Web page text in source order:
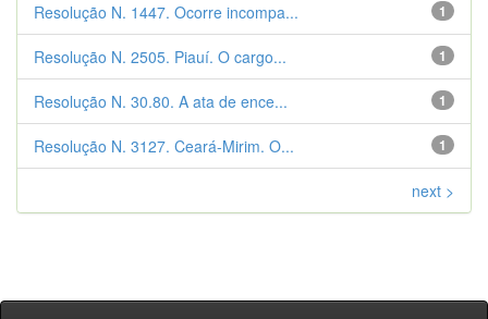
1
Resolução N. 1447. Ocorre incompa...
1
Resolução N. 2505. Piauí. O cargo...
1
Resolução N. 30.80. A ata de ence...
1
Resolução N. 3127. Ceará-Mirim. O...
next >